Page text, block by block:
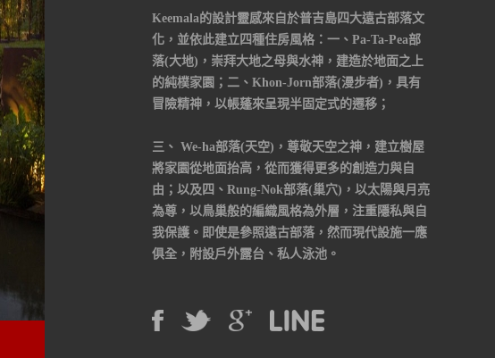
Keemala的設計靈感來自於普吉島四大遠古部落文
化，並依此建立四種住房風格：一、Pa-Ta-Pea部
落(大地)，崇拜大地之母與水神，建造於地面之上
的純樸家園；二、Khon-Jorn部落(漫步者)，具有
冒險精神，以帳蓬來呈現半固定式的遷移；
三、 We-ha部落(天空)，尊敬天空之神，建立樹屋
將家園從地面抬高，從而獲得更多的創造力與自
由；以及四、Rung-Nok部落(巢穴)，以太陽與月亮
為尊，以鳥巢般的編織風格為外層，注重隱私與自
我保護。即使是參照遠古部落，然而現代設施一應
俱全，附設戶外露台、私人泳池。